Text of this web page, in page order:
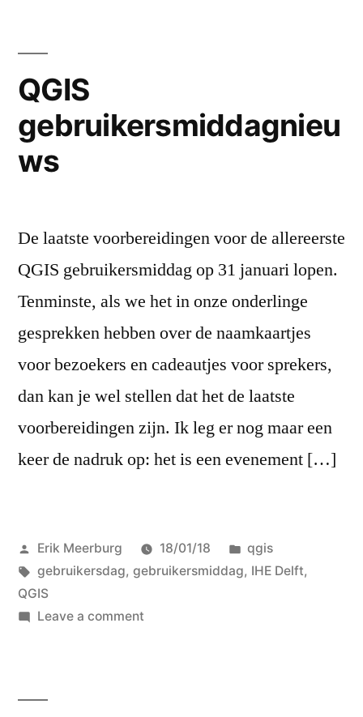
QGIS
gebruikersmiddagnieu
ws
De laatste voorbereidingen voor de allereerste
QGIS gebruikersmiddag op 31 januari lopen.
Tenminste, als we het in onze onderlinge
gesprekken hebben over de naamkaartjes
voor bezoekers en cadeautjes voor sprekers,
dan kan je wel stellen dat het de laatste
voorbereidingen zijn. Ik leg er nog maar een
keer de nadruk op: het is een evenement […]
Posted
by
Erik Meerburg 18/01/18
Posted
in
qgis
Tags:
gebruikersdag, gebruikersmiddag, IHE Delft,
QGIS
Leave a commenton